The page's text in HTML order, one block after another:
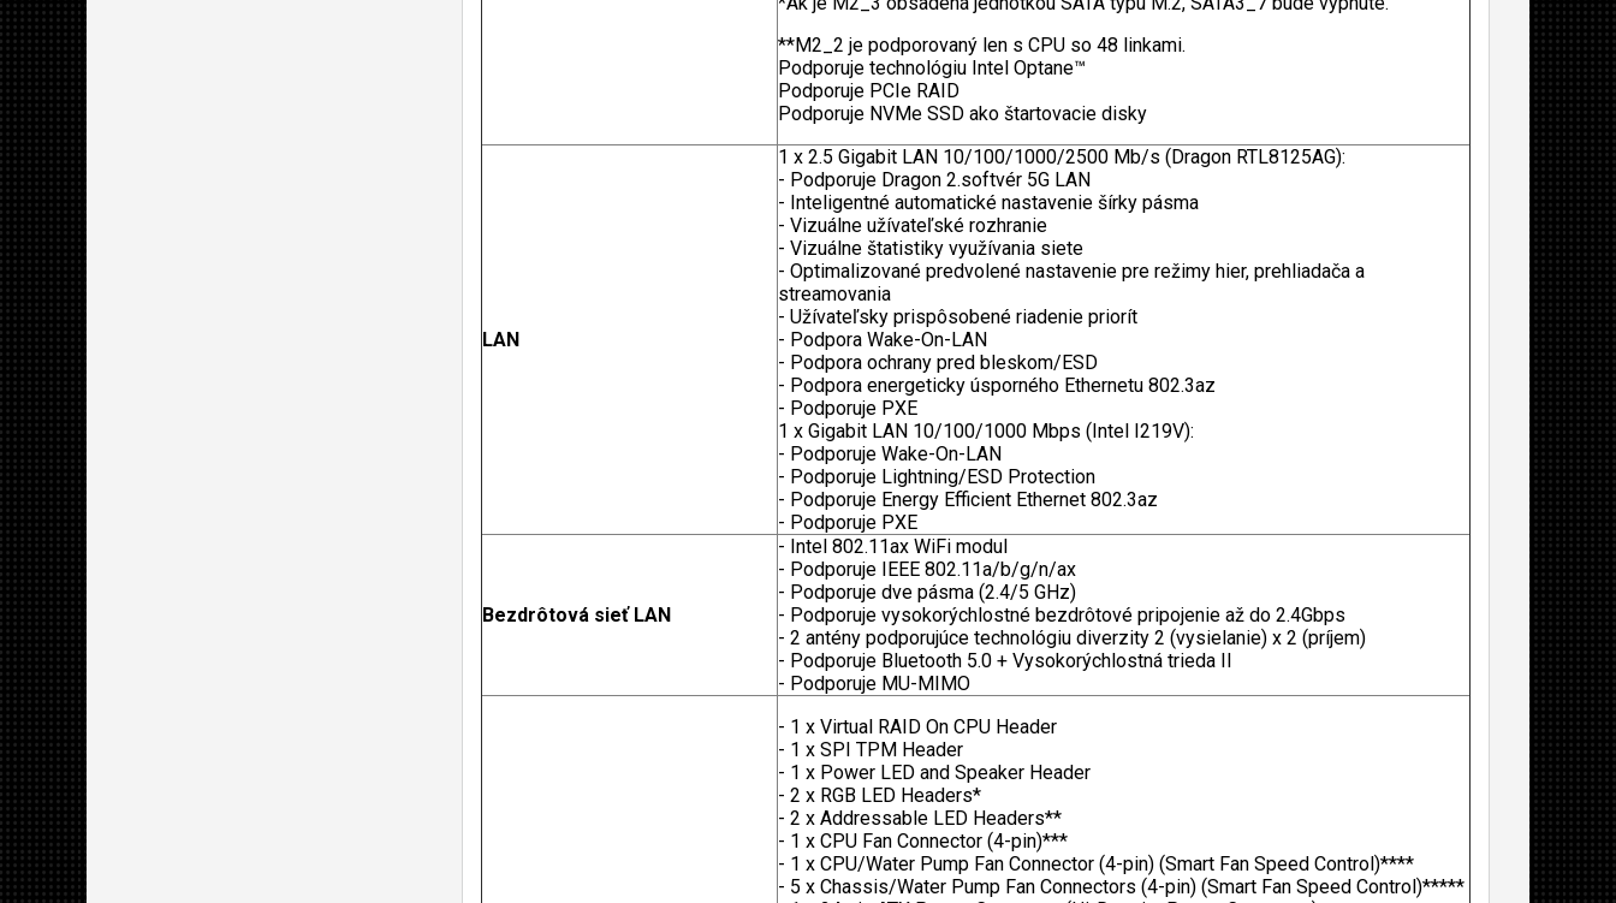
**M2_2 je podporovaný len s CPU so 48 linkami.
Podporuje technológiu Intel Optane™
Podporuje PCIe RAID
Podporuje NVMe SSD ako štartovacie disky
LAN
1 x 2.5 Gigabit LAN 10/100/1000/2500 Mb/s (Dragon RTL8125AG):
- Podporuje Dragon 2.softvér 5G LAN
- Inteligentné automatické nastavenie šírky pásma
- Vizuálne užívateľské rozhranie
- Vizuálne štatistiky využívania siete
- Optimalizované predvolené nastavenie pre režimy hier, prehliadača a
streamovania
- Užívateľsky prispôsobené riadenie priorít
- Podpora Wake-On-LAN
- Podpora ochrany pred bleskom/ESD
- Podpora energeticky úsporného Ethernetu 802.3az
- Podporuje PXE
1 x Gigabit LAN 10/100/1000 Mbps (Intel I219V):
- Podporuje Wake-On-LAN
- Podporuje Lightning/ESD Protection
- Podporuje Energy Efficient Ethernet 802.3az
- Podporuje PXE
Bezdrôtová sieť LAN
- Intel 802.11ax WiFi modul
- Podporuje IEEE 802.11a/b/g/n/ax
- Podporuje dve pásma (2.4/5 GHz)
- Podporuje vysokorýchlostné bezdrôtové pripojenie až do 2.4Gbps
- 2 antény podporujúce technológiu diverzity 2 (vysielanie) x 2 (príjem)
- Podporuje Bluetooth 5.0 + Vysokorýchlostná trieda II
- Podporuje MU-MIMO
- 1 x Virtual RAID On CPU Header
- 1 x SPI TPM Header
- 1 x Power LED and Speaker Header
- 2 x RGB LED Headers*
- 2 x Addressable LED Headers**
- 1 x CPU Fan Connector (4-pin)***
- 1 x CPU/Water Pump Fan Connector (4-pin) (Smart Fan Speed Control)****
- 5 x Chassis/Water Pump Fan Connectors (4-pin) (Smart Fan Speed Control)*****